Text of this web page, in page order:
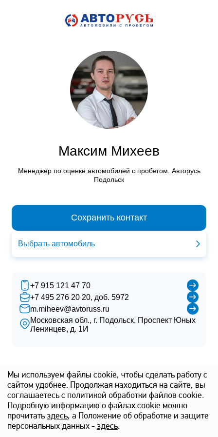
Максим Михеев
Менеджер по оценке автомобилей с пробегом. Авторусь
Подольск
Сохранить контакт
Выбрать автомобиль
+7 915 121 47 70
+7 495 276 20 20, доб. 5972
m.miheev@avtoruss.ru
Московская обл., г. Подольск, Проспект Юных
Ленинцев, д. 1И
Построить маршрут:
На общественном транспорте
Мы используем файлы cookie, чтобы сделать работу с
сайтом удобнее. Продолжая находиться на сайте, вы
соглашаетесь с политикой обработки файлов cookie.
Подробную информацию о файлах cookie можно
прочитатьздесь, а Положение об обработке и защите
персональных данных - здесь.